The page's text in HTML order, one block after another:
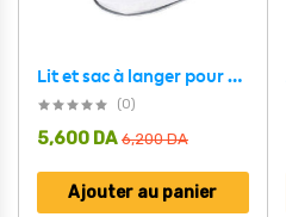
Lit et sac à langer pour enfants avec moustiquaire et auvent – سرير أطفال سهل النقل مع ناموسية مدمجة
(0)
6,200DA
5,600 DA
Ajouter au panier